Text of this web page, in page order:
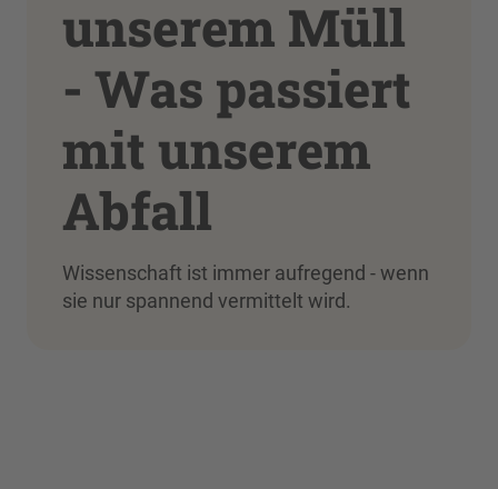
unserem Müll
- Was passiert
mit unserem
Abfall
Wissenschaft ist immer aufregend - wenn
sie nur spannend vermittelt wird.